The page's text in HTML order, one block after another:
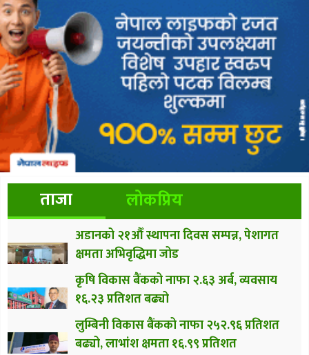
ताजा लोकप्रिय
अडानको २१औँ स्थापना दिवस सम्पन्न, पेशागत
क्षमता अभिवृद्धिमा जोड
कृषि विकास बैंकको नाफा २.६३ अर्ब, व्यवसाय
१६.२३ प्रतिशत बढ्यो
लुम्बिनी विकास बैंकको नाफा २५२.९६ प्रतिशत
बढ्यो, लाभांश क्षमता १६.९९ प्रतिशत